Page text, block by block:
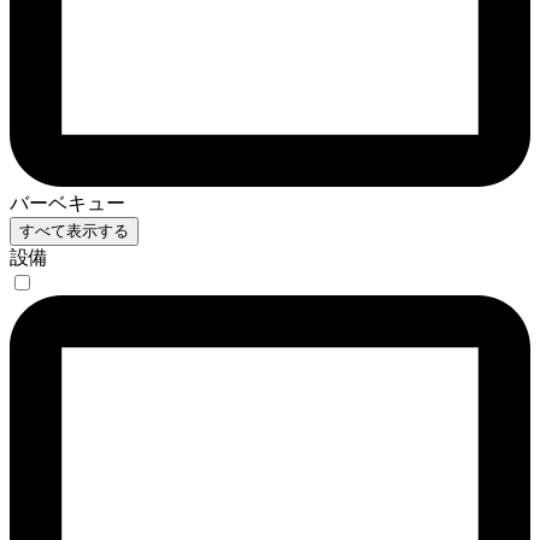
バーベキュー
すべて表示する
設備